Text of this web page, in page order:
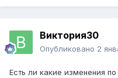
Виктория30
Опубликовано 2
Есть ли какие изменения